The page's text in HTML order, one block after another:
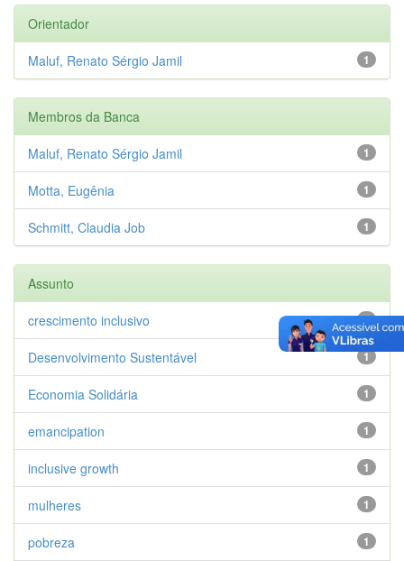
Orientador
1
Maluf, Renato Sérgio Jamil
Membros da Banca
1
Maluf, Renato Sérgio Jamil
1
Motta, Eugênia
1
Schmitt, Claudia Job
Assunto
1
crescimento inclusivo
1
Desenvolvimento Sustentável
1
Economia Solidária
1
emancipation
1
inclusive growth
1
mulheres
1
pobreza